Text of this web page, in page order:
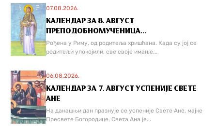
07.08.2026.
КАЛЕНДАР ЗА 8. АВГУСТ
ПРЕПОДОБНОМУЧЕНИЦА...
Рођена у Риму, од родитеља хришћана. Када су јој се
родитељи упокојили, све своје имање...
06.08.2026.
КАЛЕНДАР ЗА 7. АВГУСТ УСПЕНИЈЕ СВЕТЕ
АНЕ
На данашњи дан празнује се успеније Свете Ане, мајке
Пресвете Богородице. Света Ана је...